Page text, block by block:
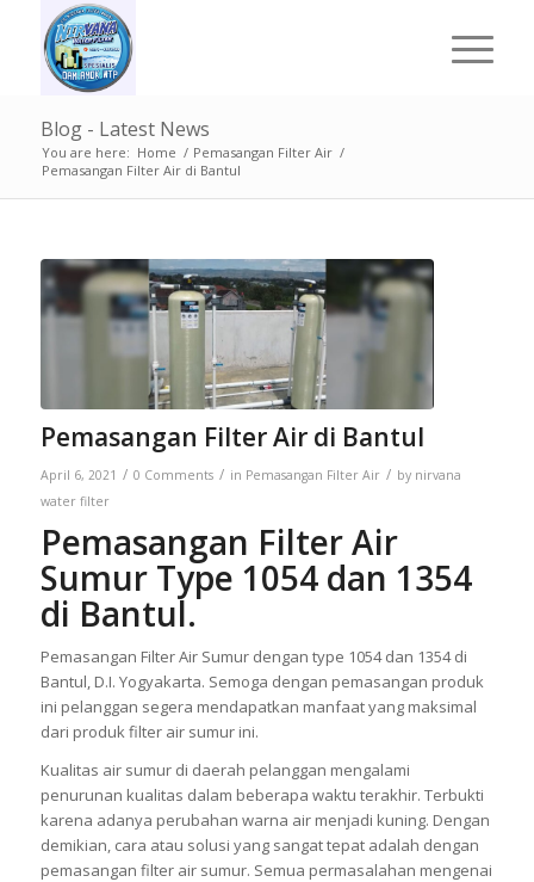
Blog - Latest News
You are here: Home / Pemasangan Filter Air /
Pemasangan Filter Air di Bantul
Pemasangan Filter Air di Bantul
April 6, 2021 / 0 Comments / in Pemasangan Filter Air / by nirvana
water filter
Pemasangan Filter Air
Sumur Type 1054 dan 1354
di Bantul.
Pemasangan Filter Air Sumur dengan type 1054 dan 1354 di
Bantul, D.I. Yogyakarta. Semoga dengan pemasangan produk
ini pelanggan segera mendapatkan manfaat yang maksimal
dari produk filter air sumur ini.
Kualitas air sumur di daerah pelanggan mengalami
penurunan kualitas dalam beberapa waktu terakhir. Terbukti
karena adanya perubahan warna air menjadi kuning. Dengan
demikian, cara atau solusi yang sangat tepat adalah dengan
pemasangan filter air sumur. Semua permasalahan mengenai